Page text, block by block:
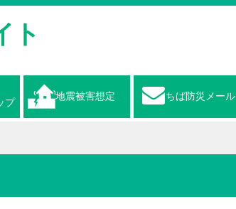
ト
プ
地震被害想定 ちば防災メール